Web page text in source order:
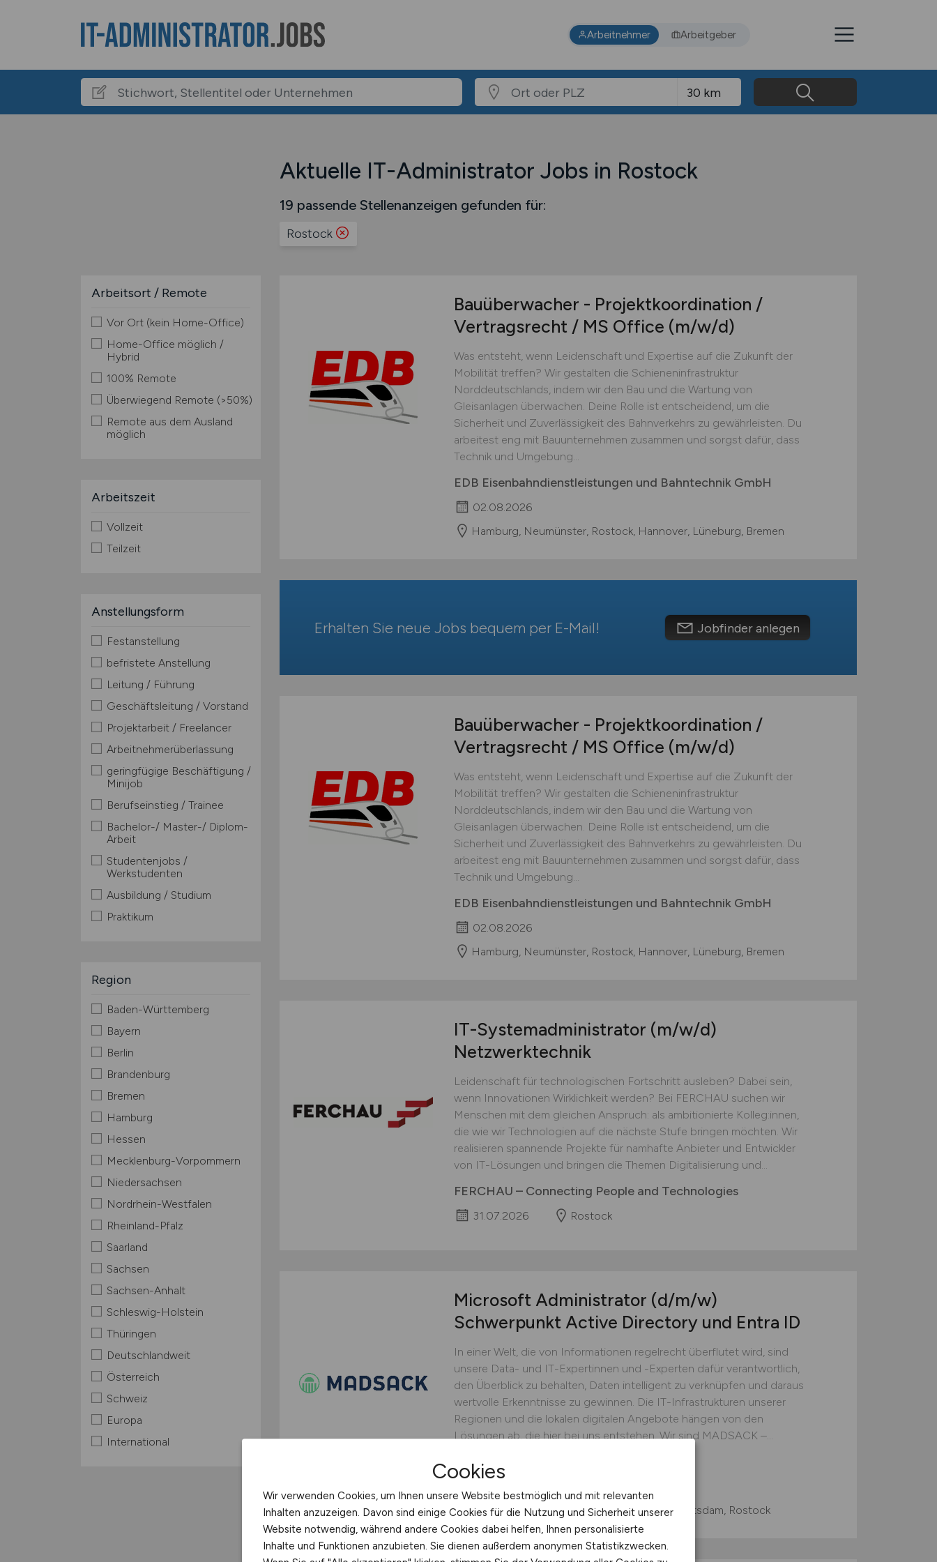
Arbeitnehmer Arbeitgeber
Aktuelle IT-Administrator Jobs in Rostock
19 passende Stellenanzeigen gefunden für:
Rostock
Arbeitsort / Remote
Vor Ort (kein Home-Office)
Home-Office möglich /
Hybrid
100% Remote
Überwiegend Remote (>50%)
Remote aus dem Ausland
möglich
Arbeitszeit
Vollzeit
Teilzeit
Anstellungsform
Festanstellung
befristete Anstellung
Leitung / Führung
Geschäftsleitung / Vorstand
Projektarbeit / Freelancer
Arbeitnehmerüberlassung
geringfügige Beschäftigung /
Minijob
Berufseinstieg / Trainee
Bachelor-/ Master-/ Diplom-
Arbeit
Studentenjobs /
Werkstudenten
Ausbildung / Studium
Praktikum
Region
Baden-Württemberg
Bayern
Berlin
Brandenburg
Bremen
Hamburg
Hessen
Mecklenburg-Vorpommern
Niedersachsen
Nordrhein-Westfalen
Rheinland-Pfalz
Saarland
Sachsen
Sachsen-Anhalt
Schleswig-Holstein
Thüringen
Deutschlandweit
Österreich
Schweiz
Europa
International
Bauüberwacher - Projektkoordination /
Vertragsrecht / MS Office (m/w/d)
Was entsteht, wenn Leidenschaft und Expertise auf die Zukunft der
Mobilität treffen? Wir gestalten die Schieneninfrastruktur
Norddeutschlands, indem wir den Bau und die Wartung von
Gleisanlagen überwachen. Deine Rolle ist entscheidend, um die
Sicherheit und Zuverlässigkeit des Bahnverkehrs zu gewährleisten. Du
arbeitest eng mit Bauunternehmen zusammen und sorgst dafür, dass
Technik und Umgebung...
EDB Eisenbahndienstleistungen und Bahntechnik GmbH
02.08.2026
Hamburg, Neumünster, Rostock, Hannover, Lüneburg, Bremen
Erhalten Sie neue Jobs bequem per E-Mail! Jobfinder anlegen
Bauüberwacher - Projektkoordination /
Vertragsrecht / MS Office (m/w/d)
Was entsteht, wenn Leidenschaft und Expertise auf die Zukunft der
Mobilität treffen? Wir gestalten die Schieneninfrastruktur
Norddeutschlands, indem wir den Bau und die Wartung von
Gleisanlagen überwachen. Deine Rolle ist entscheidend, um die
Sicherheit und Zuverlässigkeit des Bahnverkehrs zu gewährleisten. Du
arbeitest eng mit Bauunternehmen zusammen und sorgst dafür, dass
Technik und Umgebung...
EDB Eisenbahndienstleistungen und Bahntechnik GmbH
02.08.2026
Hamburg, Neumünster, Rostock, Hannover, Lüneburg, Bremen
IT-Systemadministrator (m/w/d)
Netzwerktechnik
Leidenschaft für technologischen Fortschritt ausleben? Dabei sein,
wenn Innovationen Wirklichkeit werden? Bei FERCHAU suchen wir
Menschen mit dem gleichen Anspruch: als ambitionierte Kolleg:innen,
die wie wir Technologien auf die nächste Stufe bringen möchten. Wir
realisieren spannende Projekte für namhafte Anbieter und Entwickler
von IT-Lösungen und bringen die Themen Digitalisierung und...
FERCHAU – Connecting People and Technologies
31.07.2026 Rostock
Microsoft Administrator (d/m/w)
Schwerpunkt Active Directory und Entra ID
In einer Welt, die von Informationen regelrecht überflutet wird, sind
unsere Data- und IT-Expertinnen und -Experten dafür verantwortlich,
den Überblick zu behalten, Daten intelligent zu verknüpfen und daraus
wertvolle Erkenntnisse zu gewinnen. Die IT-Infrastrukturen unserer
Regionen und die lokalen digitalen Angebote hängen von den
Lösungen ab, die hier bei uns entstehen. Wir sind MADSACK –...
MADSACK
Dresden, Hannover, Kiel, Leipzig, Lübeck, Potsdam, Rostock
Cookies
Wir verwenden Cookies, um Ihnen unsere Website bestmöglich und mit relevanten
Inhalten anzuzeigen. Davon sind einige Cookies für die Nutzung und Sicherheit unserer
Website notwendig, während andere Cookies dabei helfen, Ihnen personalisierte
Inhalte und Funktionen anzubieten. Sie dienen außerdem anonymen Statistikzwecken.